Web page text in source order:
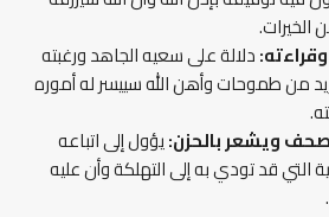
الخيرات.
دلالة على سعيه الجاهد ورغبته
من طموحات وأهن الله سييسر له أموره
ويشعر بالحزن:يؤول إلى اتباعه
التي قد تودي به إلى التهلكة وأن عليه